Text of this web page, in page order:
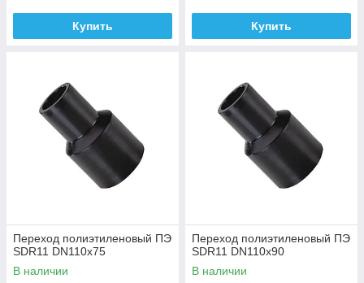
Купить Купить
Переход полиэтиленовый ПЭ
SDR11 DN110х75
В наличии
Переход полиэтиленовый ПЭ
SDR11 DN110х90
В наличии